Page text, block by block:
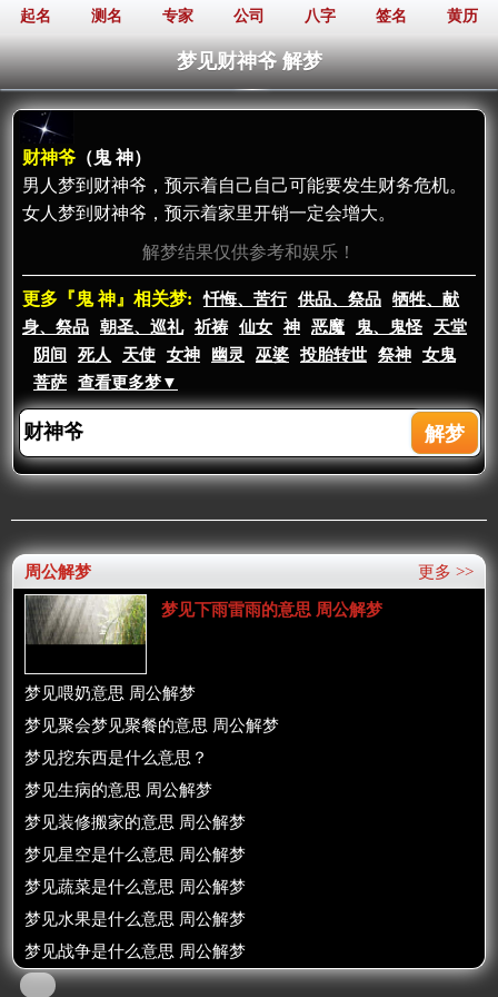
起名 测名 专家 公司 八字 签名 黄历
梦见财神爷 解梦
财神爷 （鬼 神）
男人梦到财神爷，预示着自己自己可能要发生财务危机。
女人梦到财神爷，预示着家里开销一定会增大。
解梦结果仅供参考和娱乐！
更多『鬼 神』相关梦: 忏悔、苦行 供品、祭品
牺牲、献
身、祭品
朝圣、巡礼 祈祷 仙女 神 恶魔 鬼、鬼怪
天堂
阴间
死人 天使 女神 幽灵 巫婆 投胎转世 祭神
女鬼
菩萨
查看更多梦▼
更多 >>
周公解梦
梦见下雨雷雨的意思 周公解梦
梦见喂奶意思 周公解梦
梦见聚会梦见聚餐的意思 周公解梦
梦见挖东西是什么意思？
梦见生病的意思 周公解梦
梦见装修搬家的意思 周公解梦
梦见星空是什么意思 周公解梦
梦见蔬菜是什么意思 周公解梦
梦见水果是什么意思 周公解梦
梦见战争是什么意思 周公解梦